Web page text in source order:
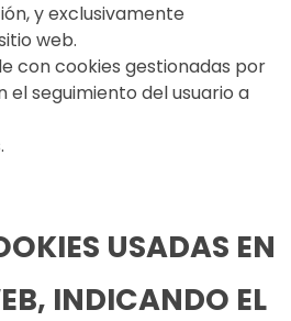
y exclusivamente
web.
con cookies gestionadas por
seguimiento del usuario a
USADAS EN
INDICANDO EL